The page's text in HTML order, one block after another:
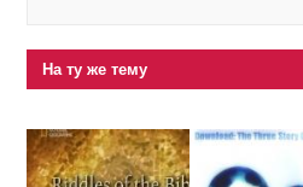
На ту же тему